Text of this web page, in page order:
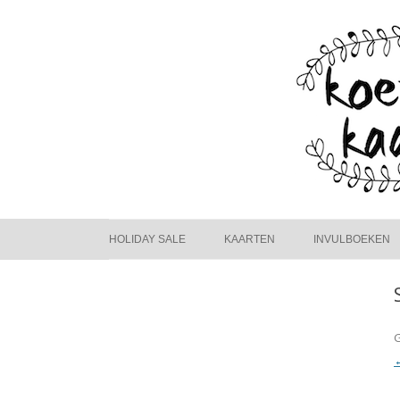
HOLIDAY SALE KAARTEN INVULBOEKEN